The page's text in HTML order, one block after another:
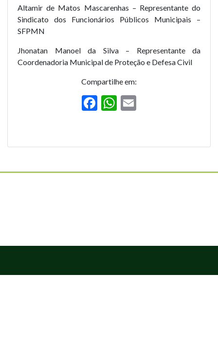
Altamir de Matos Mascarenhas – Representante do
Sindicato dos Funcionários Públicos Municipais –
SFPMN
Jhonatan Manoel da Silva – Representante da
Coordenadoria Municipal de Proteção e Defesa Civil
Compartilhe em:
F
b
W
s
l